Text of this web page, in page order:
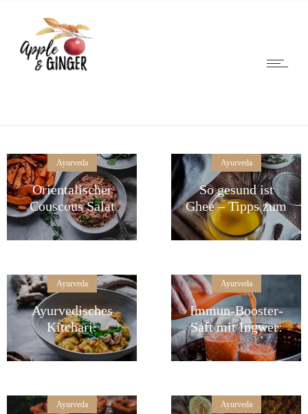
Ayurveda
Orientalischer
Couscous Salat
mit Ofengemüse
– Essen für
Ayurveda
So gesund ist
Ghee – Tipps zum
selber machen
Ayurveda
Ayurvedisches
Kitchari:
Ayurveda Special
im Januar
Ayurveda
Immun-Booster-
Saft mit Ingwer:
Ayurveda Special
im Januar
Ayurveda Ayurveda